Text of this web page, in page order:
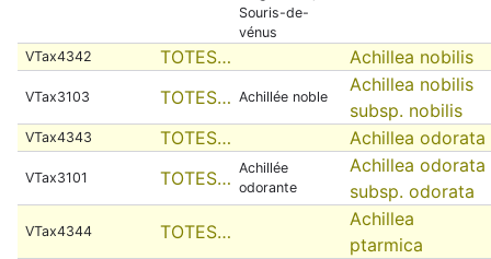
Souris-de-
vénus
VTax4342 TOTES… Achillea nobilis
VTax3103 TOTES… Achillée noble
Achillea nobilis
subsp. nobilis
VTax4343 TOTES… Achillea odorata
VTax3101 TOTES… Achillée
odorante
Achillea odorata
subsp. odorata
VTax4344 TOTES…
Achillea
ptarmica